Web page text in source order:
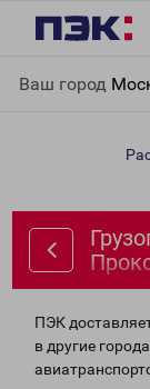
Ваш город
Прокопьевск
ПЭК
в другие